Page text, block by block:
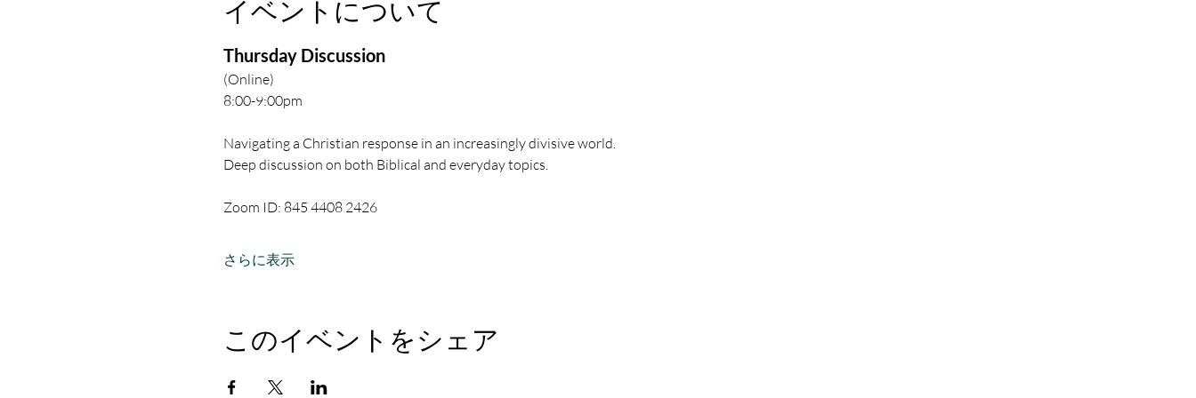
イベントについて
Thursday Discussion
(Online)
8:00-9:00pm
Navigating a Christian response in an increasingly divisive world.
Deep discussion on both Biblical and everyday topics.
Zoom ID: 845 4408 2426
さらに表示
このイベントをシェア